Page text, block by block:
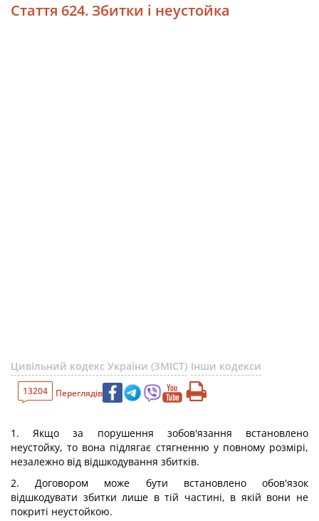
Стаття 624. Збитки і неустойка
Цивільний кодекс України (ЗМІСТ) Інши кодекси
13204 Переглядів
1. Якщо за порушення зобов'язання встановлено
неустойку, то вона підлягає стягненню у повному розмірі,
незалежно від відшкодування збитків.
2. Договором може бути встановлено обов'язок
відшкодувати збитки лише в тій частині, в якій вони не
покриті неустойкою.